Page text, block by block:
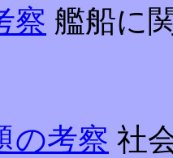
察 艦船に
の考察 社